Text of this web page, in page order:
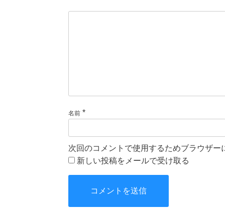
名前 *
次回のコメントで使用するためブラウザ
新しい投稿をメールで受け取る